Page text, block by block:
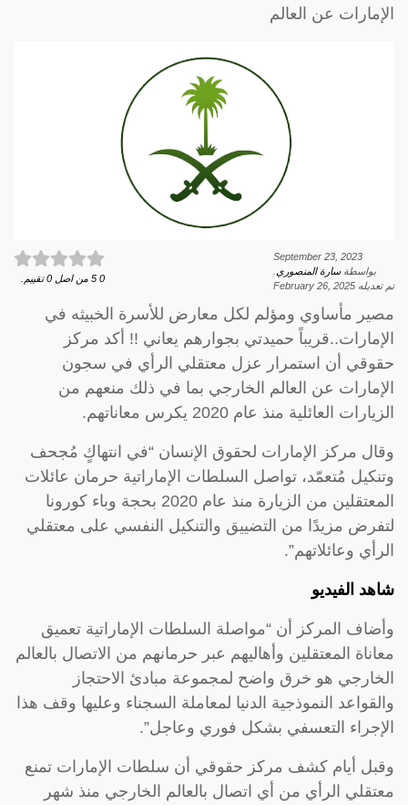
الإمارات عن العالم
September 23, 2023
بواسطةسارة المنصوري
تم تعديله February 26, 2025
0
5 من اصل 0 تقييم.
مصير مأساوي ومؤلم لكل معارض للأسرة الخبيثه في
الإمارات..قريباً حميدتي بجوارهم يعاني !! أكد مركز
حقوقي أن استمرار عزل معتقلي الرأي في سجون
الإمارات عن العالم الخارجي بما في ذلك منعهم من
الزيارات العائلية منذ عام 2020 يكرس معاناتهم.
وقال مركز الإمارات لحقوق الإنسان “في انتهاكٍ مُجحف
وتنكيل مُتعمّد، تواصل السلطات الإماراتية حرمان عائلات
المعتقلين من الزيارة منذ عام 2020 بحجة وباء كورونا
لتفرض مزيدًا من التضييق والتنكيل النفسي على معتقلي
الرأي وعائلاتهم”.
شاهد الفيديو
وأضاف المركز أن “مواصلة السلطات الإماراتية تعميق
معاناة المعتقلين وأهاليهم عبر حرمانهم من الاتصال بالعالم
الخارجي هو خرق واضح لمجموعة مبادئ الاحتجاز
والقواعد النموذجية الدنيا لمعاملة السجناء وعليها وقف هذا
الإجراء التعسفي بشكل فوري وعاجل”.
وقبل أيام كشف مركز حقوقي أن سلطات الإمارات تمنع
معتقلي الرأي من أي اتصال بالعالم الخارجي منذ شهر